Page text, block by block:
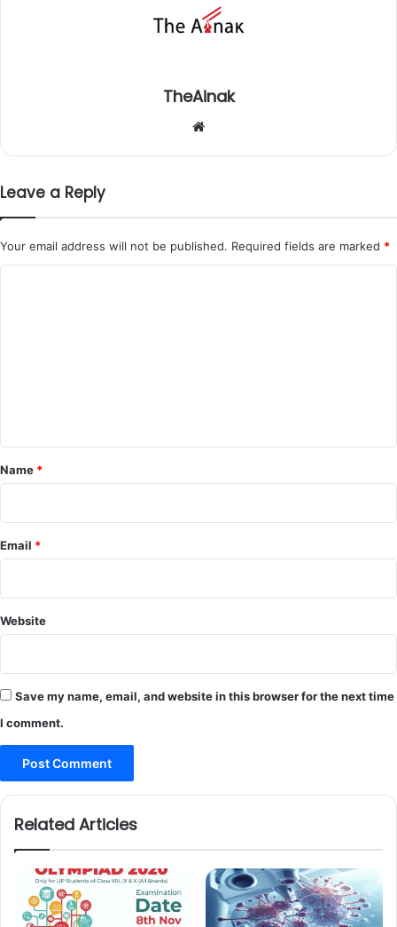
TheAinak
Leave a Reply
Your email address will not be published. Required fields are marked *
*
Name *
Email *
Website
Save my name, email, and website in this browser for the next time
I comment.
Related Articles